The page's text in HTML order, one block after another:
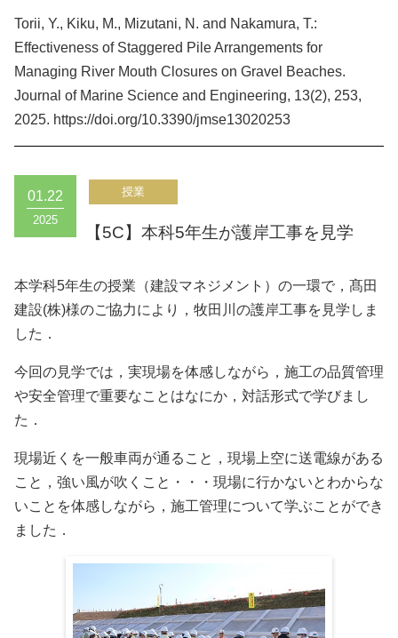
Torii, Y., Kiku, M., Mizutani, N. and Nakamura, T.:
Effectiveness of Staggered Pile Arrangements for
Managing River Mouth Closures on Gravel Beaches.
Journal of Marine Science and Engineering, 13(2), 253,
2025. https://doi.org/10.3390/jmse13020253
01.22
2025
【5C】本科5年生が護岸工事を見学
本学科5年生の授業（建設マネジメント）の一環で，髙田
建設(株)様のご協力により，牧田川の護岸工事を見学しま
した．
今回の見学では，実現場を体感しながら，施工の品質管理
や安全管理で重要なことはなにか，対話形式で学びまし
た．
現場近くを一般車両が通ること，現場上空に送電線がある
こと，強い風が吹くこと・・・現場に行かないとわからな
いことを体感しながら，施工管理について学ぶことができ
ました．